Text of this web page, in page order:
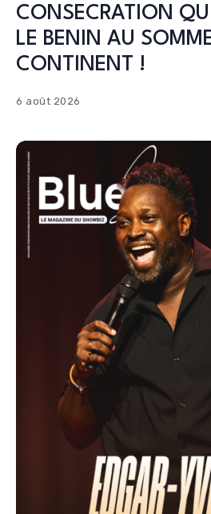
CONSECRATION
LE BENIN AU
CONTINENT !
6 août 2026